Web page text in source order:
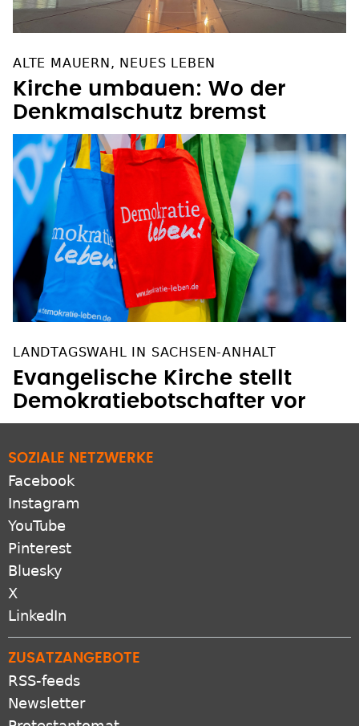
ALTE MAUERN, NEUES LEBEN
Kirche umbauen: Wo der
Denkmalschutz bremst
LANDTAGSWAHL IN SACHSEN-ANHALT
Evangelische Kirche stellt
Demokratiebotschafter vor
SOZIALE NETZWERKE
Facebook
Instagram
YouTube
Pinterest
Bluesky
X
LinkedIn
ZUSATZANGEBOTE
RSS-feeds
Newsletter